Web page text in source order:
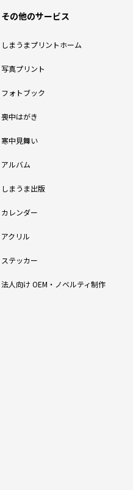
その他のサービス
しまうまプリントホーム
写真プリント
フォトブック
喪中はがき
寒中見舞い
アルバム
しまうま出版
カレンダー
アクリル
ステッカー
法人向け OEM・ノベルティ制作